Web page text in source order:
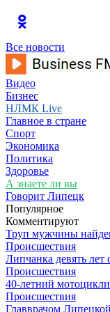
Все новости
Видео
Бизнес
НЛМК Live
Главное в стране
Спорт
Экономика
Политика
Здоровье
А знаете ли вы
Говорит Липецк
Популярное
Комментируют
Труп мужчины
Происшествия
Липчанка девять
Происшествия
40-летний
Происшествия
Главврачом